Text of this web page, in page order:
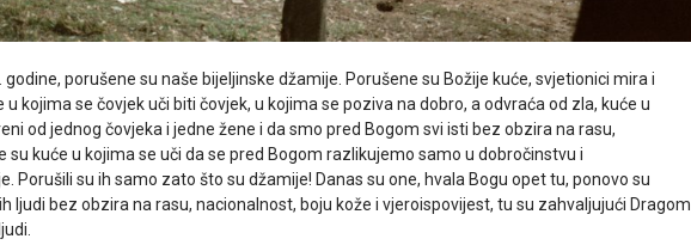
porušene su naše bijeljinske džamije. Porušene su Božije kuće, svjetionici mira i
kojima se čovjek uči biti čovjek, u kojima se poziva na dobro, a odvraća od zla, kuće u
od jednog čovjeka i jedne žene i da smo pred Bogom svi isti bez obzira na rasu,
su kuće u kojima se uči da se pred Bogom razlikujemo samo u dobročinstvu i
Porušili su ih samo zato što su džamije! Danas su one, hvala Bogu opet tu, ponovo su
ljudi bez obzira na rasu, nacionalnost, boju kože i vjeroispovijest, tu su zahvaljujući Dragom